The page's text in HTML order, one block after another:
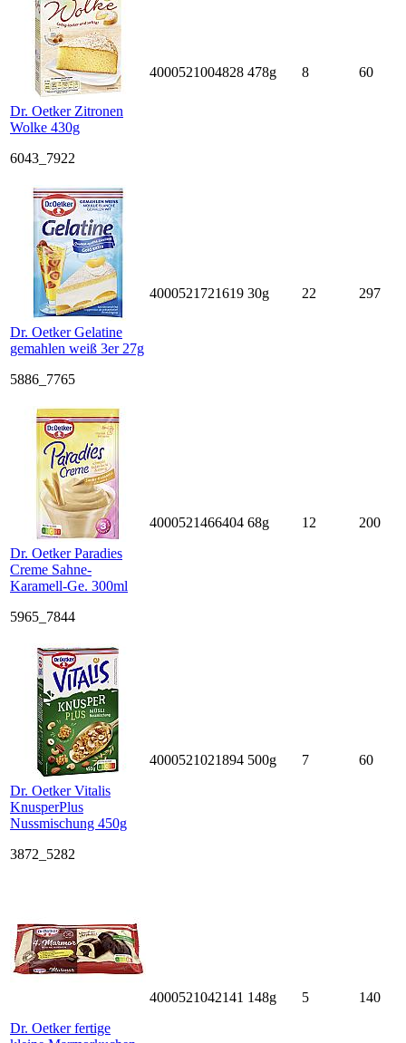
Dr. Oetker Zitronen
Wolke 430g
6043_7922
4000521004828 478g 8 60
Dr. Oetker Gelatine
gemahlen weiß 3er 27g
5886_7765
4000521721619 30g 22 297
Dr. Oetker Paradies
Creme Sahne-
Karamell-Ge. 300ml
5965_7844
4000521466404 68g 12 200
Dr. Oetker Vitalis
KnusperPlus
Nussmischung 450g
3872_5282
4000521021894 500g 7 60
Dr. Oetker fertige
4000521042141 148g 5 140